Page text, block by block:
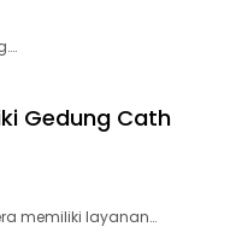
Gedung Cath
memiliki layanan…